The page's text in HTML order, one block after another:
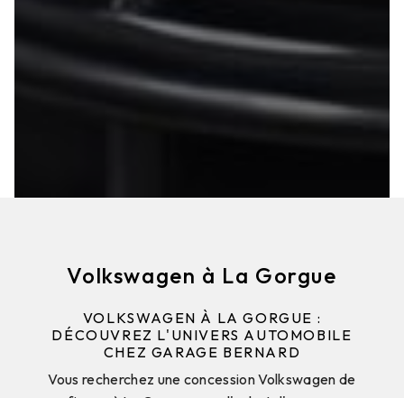
Volkswagen à La Gorgue
VOLKSWAGEN À LA GORGUE :
DÉCOUVREZ L'UNIVERS AUTOMOBILE
CHEZ GARAGE BERNARD
Vous recherchez une concession Volkswagen de